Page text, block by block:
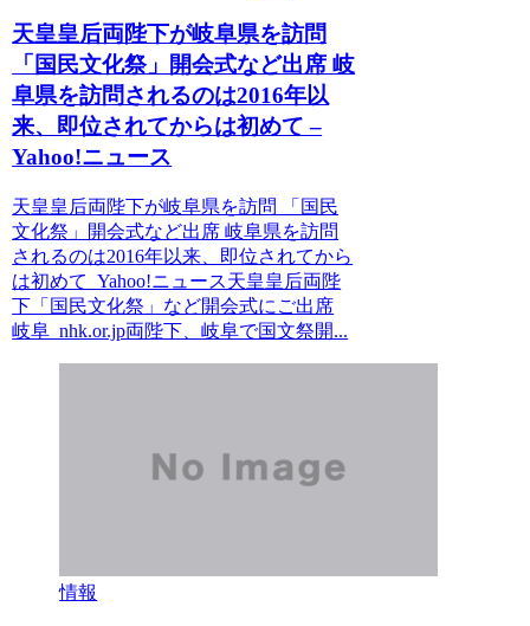
天皇皇后両陛下が岐阜県を訪問
「国民文化祭」開会式など出席 岐
阜県を訪問されるのは2016年以
来、即位されてからは初めて –
Yahoo!ニュース
天皇皇后両陛下が岐阜県を訪問 「国民
文化祭」開会式など出席 岐阜県を訪問
されるのは2016年以来、即位されてから
は初めて Yahoo!ニュース天皇皇后両陛
下「国民文化祭」など開会式にご出席
岐阜 nhk.or.jp両陛下、岐阜で国文祭開...
情報